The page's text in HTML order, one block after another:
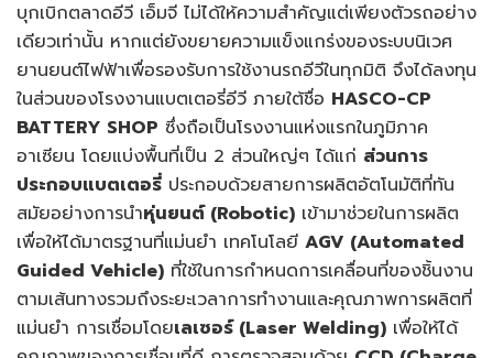
บุกเบิกตลาดอีวี เอ็มจี ไม่ได้ให้ความสำคัญแต่เพียงตัวรถอย่าง
เดียวเท่านั้น หากแต่ยังขยายความแข็งแกร่งของระบบนิเวศ
ยานยนต์ไฟฟ้าเพื่อรองรับการใช้งานรถอีวีในทุกมิติ จึงได้ลงทุน
ในส่วนของโรงงานแบตเตอรี่อีวี ภายใต้ชื่อ HASCO-CP
BATTERY SHOP ซึ่งถือเป็นโรงงานแห่งแรกในภูมิภาค
อาเซียน โดยแบ่งพื้นที่เป็น 2 ส่วนใหญ่ๆ ได้แก่ ส่วนการ
ประกอบแบตเตอรี่ ประกอบด้วยสายการผลิตอัตโนมัติที่ทัน
สมัยอย่างการนำหุ่นยนต์ (Robotic) เข้ามาช่วยในการผลิต
เพื่อให้ได้มาตรฐานที่แม่นยำ เทคโนโลยี AGV (Automated
Guided Vehicle) ที่ใช้ในการกำหนดการเคลื่อนที่ของชิ้นงาน
ตามเส้นทางรวมถึงระยะเวลาการทำงานและคุณภาพการผลิตที่
แม่นยำ การเชื่อมโดยเลเซอร์ (Laser Welding) เพื่อให้ได้